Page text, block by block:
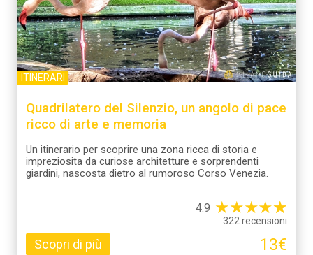
ITINERARI
Quadrilatero del Silenzio, un angolo di pace
ricco di arte e memoria
Un itinerario per scoprire una zona ricca di storia e
impreziosita da curiose architetture e sorprendenti
giardini, nascosta dietro al rumoroso Corso Venezia.
4.9 ★★★★☆
★
322 recensioni
Scopri di più 13€